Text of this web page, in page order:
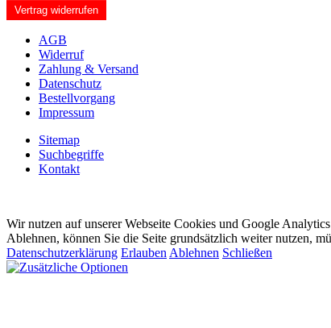
Vertrag widerrufen
AGB
Widerruf
Zahlung & Versand
Datenschutz
Bestellvorgang
Impressum
Sitemap
Suchbegriffe
Kontakt
Wir nutzen auf unserer Webseite Cookies und Google
Ablehnen, können Sie die Seite grundsätzlich weiter nutzen,
Datenschutzerklärung Erlauben Ablehnen Schließen